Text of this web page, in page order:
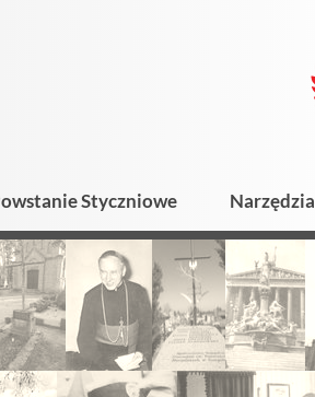
Styczniowe Narzędzia